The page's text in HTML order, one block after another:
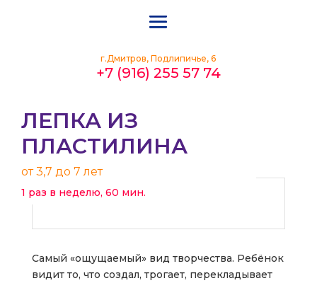
г.Дмитров, Подлипичье, 6
+7 (916) 255 57 74
АБОНЕМЕНТ
ЛЕПКА ИЗ
ПЛАСТИЛИНА
от 3,7 до 7 лет
1 раз в неделю, 60 мин.
Самый «ощущаемый» вид творчества. Ребёнок
видит то, что создал, трогает, перекладывает